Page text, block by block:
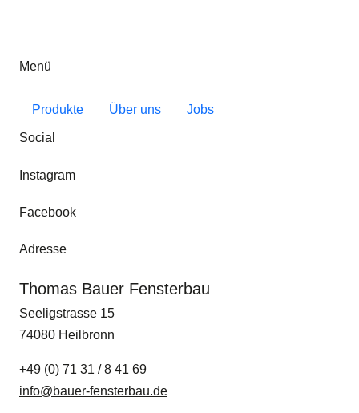
Menü
Produkte Über uns Jobs
Social
Instagram
Facebook
Adresse
Thomas Bauer Fensterbau
Seeligstrasse 15
74080 Heilbronn
+49 (0) 71 31 / 8 41 69
info@bauer-fensterbau.de